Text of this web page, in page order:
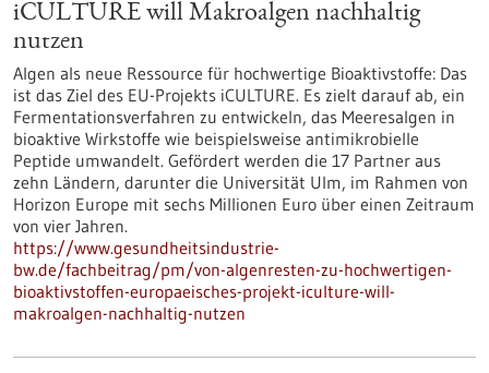
iCULTURE will Makroalgen nachhaltig
nutzen
Algen als neue Ressource für hochwertige Bioaktivstoffe: Das
ist das Ziel des EU-Projekts iCULTURE. Es zielt darauf ab, ein
Fermentationsverfahren zu entwickeln, das Meeresalgen in
bioaktive Wirkstoffe wie beispielsweise antimikrobielle
Peptide umwandelt. Gefördert werden die 17 Partner aus
zehn Ländern, darunter die Universität Ulm, im Rahmen von
Horizon Europe mit sechs Millionen Euro über einen Zeitraum
von vier Jahren.
https://www.gesundheitsindustrie-
bw.de/fachbeitrag/pm/von-algenresten-zu-hochwertigen-
bioaktivstoffen-europaeisches-projekt-iculture-will-
makroalgen-nachhaltig-nutzen